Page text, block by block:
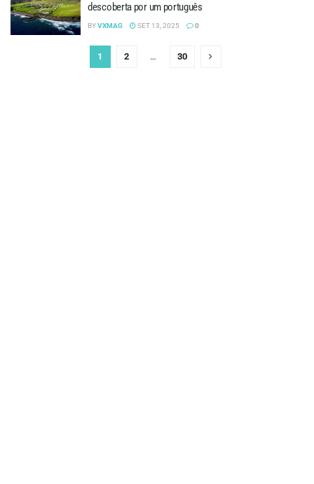
descoberta por um português
BYVXMAG SET 13, 2025 0
1 2 … 30